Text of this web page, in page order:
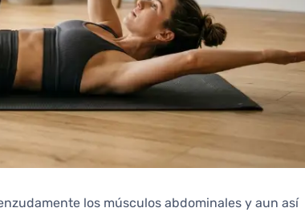
los músculos abdominales y aun así